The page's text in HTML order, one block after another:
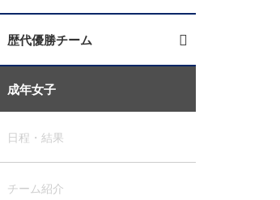
歴代優勝チーム
成年女子
日程・結果
チーム紹介